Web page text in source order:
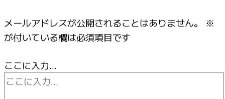
メールアドレスが公開されることはありません。
※
が付いている欄は必須項目です
ここに入力…